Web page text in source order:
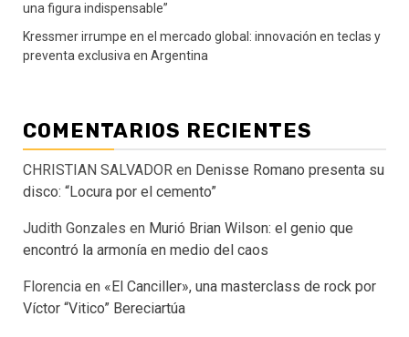
una figura indispensable”
Kressmer irrumpe en el mercado global: innovación en teclas y
preventa exclusiva en Argentina
COMENTARIOS RECIENTES
CHRISTIAN SALVADOR en Denisse Romano presenta su
disco: “Locura por el cemento”
Judith Gonzales en Murió Brian Wilson: el genio que
encontró la armonía en medio del caos
Florencia en «El Canciller», una masterclass de rock por
Víctor “Vitico” Bereciartúa